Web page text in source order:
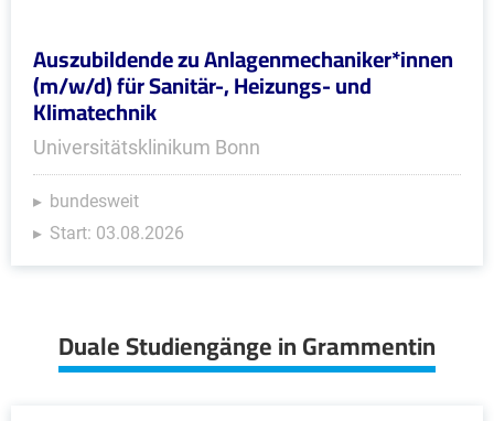
Auszubildende zu Anlagenmechaniker*innen
(m/w/d) für Sanitär-, Heizungs- und
Klimatechnik
Universitätsklinikum Bonn
bundesweit
Start: 03.08.2026
Duale Studiengänge in Grammentin